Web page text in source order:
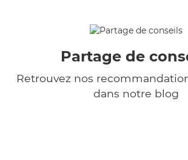
Partage de
Retrouvez nos
dans notre blog